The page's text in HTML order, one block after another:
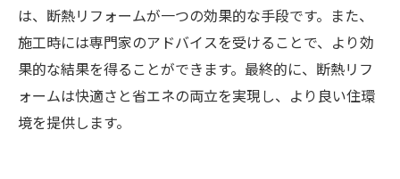
は、断熱リフォームが一つの効果的な手段です。また、
施工時には専門家のアドバイスを受けることで、より効
果的な結果を得ることができます。最終的に、断熱リフ
ォームは快適さと省エネの両立を実現し、より良い住環
境を提供します。